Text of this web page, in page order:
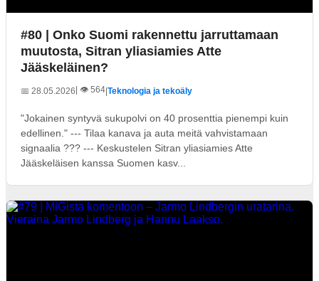
#80 | Onko Suomi rakennettu jarruttamaan
muutosta, Sitran yliasiamies Atte
Jääskeläinen?
📅 28.05.2026 | 👁️ 564|Teknologia ja tekoäly
"Jokainen syntyvä sukupolvi on 40 prosenttia pienempi kuin
edellinen." --- Tilaa kanava ja auta meitä vahvistamaan
signaalia ??? --- Keskustelen Sitran yliasiamies Atte
Jääskeläisen kanssa Suomen kasv...